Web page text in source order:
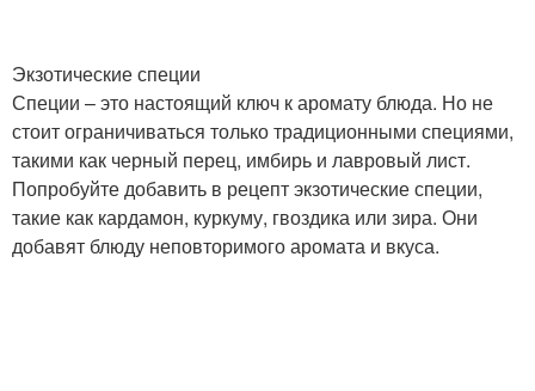
Экзотические специи
Специи – это настоящий ключ к аромату блюда. Но не
стоит ограничиваться только традиционными специями,
такими как черный перец, имбирь и лавровый лист.
Попробуйте добавить в рецепт экзотические специи,
такие как кардамон, куркуму, гвоздика или зира. Они
добавят блюду неповторимого аромата и вкуса.